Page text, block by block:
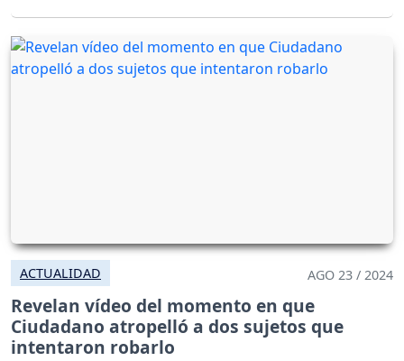
ACTUALIDAD AGO 23 / 2024
Revelan vídeo del momento en que
Ciudadano atropelló a dos sujetos que
intentaron robarlo